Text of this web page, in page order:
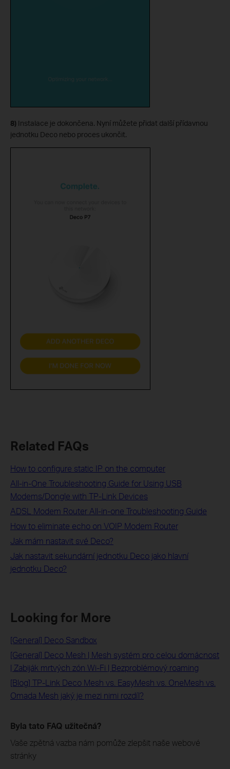
8) Instalace je dokončena. Nyní můžete přidat další přídavnou
jednotku Deco nebo proces ukončit.
Related FAQs
How to configure static IP on the computer
All-in-One Troubleshooting Guide for Using USB
Modems/Dongle with TP-Link Devices
ADSL Modem Router All-in-one Troubleshooting Guide
How to eliminate echo on VOIP Modem Router
Jak mám nastavit své Deco?
Jak nastavit sekundární jednotku Deco jako hlavní
jednotku Deco?
Looking for More
[General] Deco Sandbox
[General] Deco Mesh | Mesh systém pro celou domácnost
| Zabiják mrtvých zón Wi-Fi | Bezproblémový roaming
[Blog] TP-Link Deco Mesh vs. EasyMesh vs. OneMesh vs.
Omada Mesh jaký je mezi nimi rozdíl?
Byla tato FAQ užitečná?
Vaše zpětná vazba nám pomůže zlepšit naše webové
stránky